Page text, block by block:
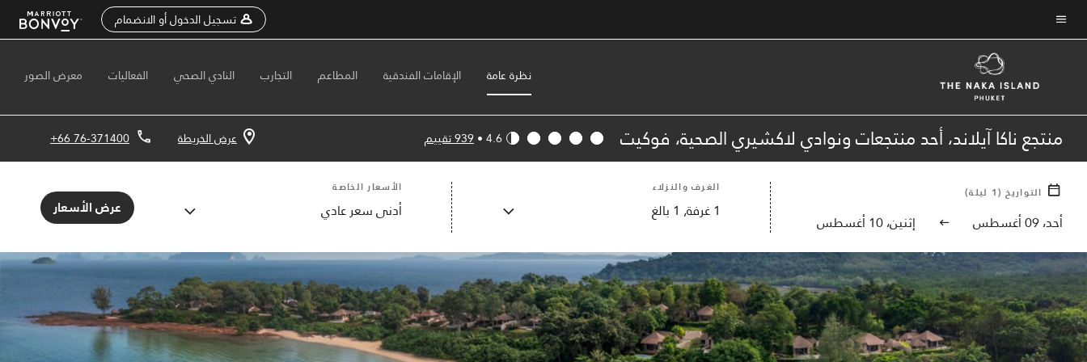
Skip
to
content
نص القائمة
تسجيل الدخول أو الانضمام
نظرة عامة الإقامات الفندقية المطاعم التجارب النادي الصحي الفعاليات معرض الصور
منتجع ناكا آيلاند، أحد منتجعات ونوادي لاكشيري الصحية، فوكيت 4.6
•939 تقييم عرض الخريطة +66 76-371400
التواريخ (
1 ليلة)
أحد، 09 أغسطس إثنين، 10 أغسطس
الغرف والنزلاء
1غرفة, 1 بالغ
الأسعار الخاصة
أدنى سعر عادي عرض الأسعار